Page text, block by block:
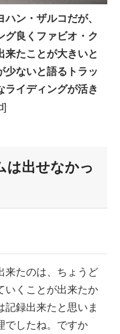
ス
ン・ザルコだが、
グ良くファビオ・ク
来たことが大きいと
少ないと語るトラッ
ライディングが活き
は出せなかっ
来たのは、ちょうど
いくことが出来たか
記録出来たと思いま
でしたね。ですか